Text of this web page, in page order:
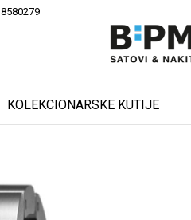
8580279
KOLEKCIONARSKE KUTIJE